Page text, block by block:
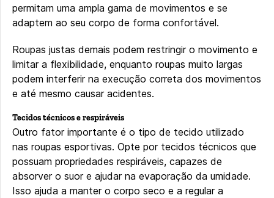
permitam uma ampla gama de movimentos e se
adaptem ao seu corpo de forma confortável.
Roupas justas demais podem restringir o movimento e
limitar a flexibilidade, enquanto roupas muito largas
podem interferir na execução correta dos movimentos
e até mesmo causar acidentes.
Tecidos técnicos e respiráveis
Outro fator importante é o tipo de tecido utilizado
nas roupas esportivas. Opte por tecidos técnicos que
possuam propriedades respiráveis, capazes de
absorver o suor e ajudar na evaporação da umidade.
Isso ajuda a manter o corpo seco e a regular a